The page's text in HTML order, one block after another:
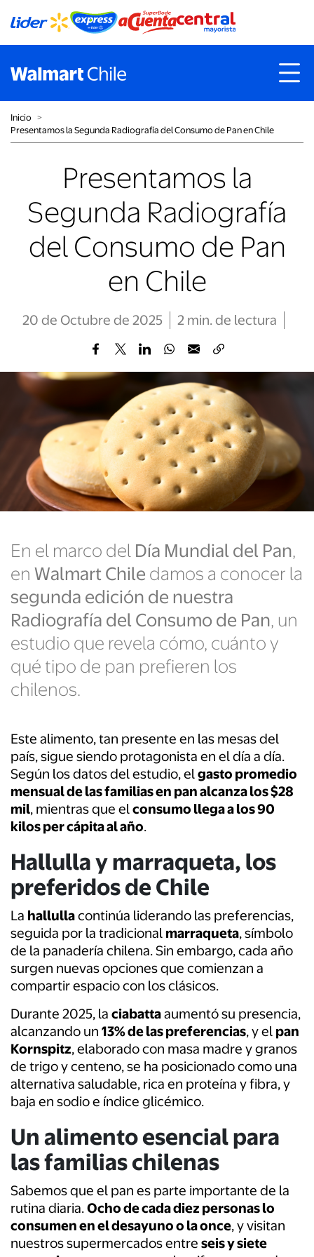
Inicio ˃
Presentamos la Segunda Radiografía del Consumo de Pan en Chile
Presentamos la
Segunda Radiografía
del Consumo de Pan
en Chile
20 de Octubre de 2025 2 min. de lectura
En el marco del Día Mundial del Pan,
en Walmart Chile damos a conocer la
segunda edición de nuestra
Radiografía del Consumo de Pan, un
estudio que revela cómo, cuánto y
qué tipo de pan prefieren los
chilenos.
Este alimento, tan presente en las mesas del
país, sigue siendo protagonista en el día a día.
Según los datos del estudio, elgasto promedio
mensual de las familias en pan alcanza los $28
mil, mientras que elconsumo llega a los 90
kilos per cápita al año.
Hallulla y marraqueta, los
preferidos de Chile
La hallullacontinúa liderando las preferencias,
seguida por la tradicional marraqueta, símbolo
de la panadería chilena. Sin embargo, cada año
surgen nuevas opciones que comienzan a
compartir espacio con los clásicos.
Durante 2025, la ciabattaaumentó su presencia,
alcanzando un 13% de las preferencias, y el pan
Kornspitz, elaborado con masa madre y granos
de trigo y centeno, se ha posicionado como una
alternativa saludable, rica en proteína y fibra, y
baja en sodio e índice glicémico.
Un alimento esencial para
las familias chilenas
Sabemos que el pan es parte importante de la
rutina diaria.Ocho de cada diez personas lo
consumen en el desayuno o la once, y visitan
nuestros supermercados entre seis y siete